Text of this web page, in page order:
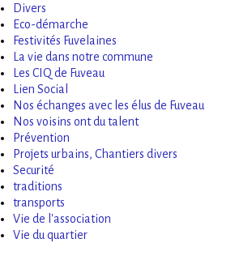
Divers
Eco-démarche
Festivités Fuvelaines
La vie dans notre commune
Les CIQ de Fuveau
Lien Social
Nos échanges avec les élus de Fuveau
Nos voisins ont du talent
Prévention
Projets urbains, Chantiers divers
Securité
traditions
transports
Vie de l'association
Vie du quartier